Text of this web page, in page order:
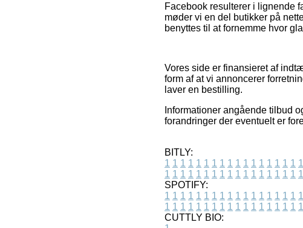
Facebook resulterer i lignende
møder vi en del butikker på
benyttes til at fornemme hvor
Vores side er finansieret af
form af at vi annoncerer
laver en bestilling.
Informationer angående tilbud
forandringer der eventuelt er
BITLY:
1 1 1 1 1 1 1 1 1 1 1 1 1 1 1 1 1 1
1 1 1 1 1 1 1 1 1 1 1 1 1 1 1 1 1 1
SPOTIFY:
1 1 1 1 1 1 1 1 1 1 1 1 1 1 1 1 1 1
1 1 1 1 1 1 1 1 1 1 1 1 1 1 1 1 1 1
CUTTLY BIO: